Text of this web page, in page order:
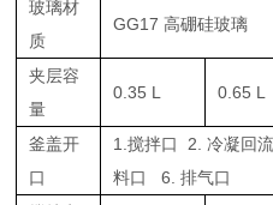
玻璃材
质
GG17 高硼硅玻璃
夹层容
量
0.35 L 0.65 L
釜盖开
口
1.搅拌口 2. 冷凝回
料口 6. 排气口